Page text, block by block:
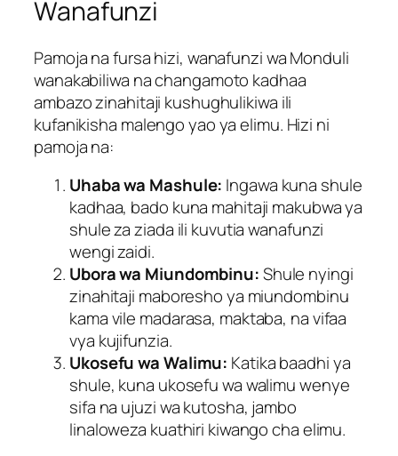
Wanafunzi
Pamoja na fursa hizi, wanafunzi wa Monduli
wanakabiliwa na changamoto kadhaa
ambazo zinahitaji kushughulikiwa ili
kufanikisha malengo yao ya elimu. Hizi ni
pamoja na:
Uhaba wa Mashule: Ingawa kuna shule
kadhaa, bado kuna mahitaji makubwa ya
shule za ziada ili kuvutia wanafunzi
wengi zaidi.
Ubora wa Miundombinu:Shule nyingi
zinahitaji maboresho ya miundombinu
kama vile madarasa, maktaba, na vifaa
vya kujifunzia.
Ukosefu wa Walimu: Katika baadhi ya
shule, kuna ukosefu wa walimu wenye
sifa na ujuzi wa kutosha, jambo
linaloweza kuathiri kiwango cha elimu.